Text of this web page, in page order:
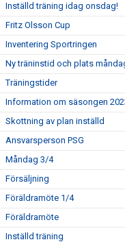
Inställd träning idag onsdag!
Fritz Olsson Cup
Inventering Sportringen
Ny träninstid och plats
Träningstider
Information om säsongen
Skottning av plan inställd
Ansvarsperson PSG
Måndag 3/4
Försäljning
Föräldramöte 1/4
Föräldramöte
Inställd träning